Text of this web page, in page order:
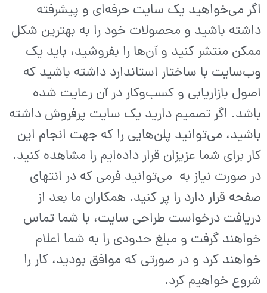
اگر می‌خواهید یک سایت حرفه‌ای و پیشرفته
داشته باشید و محصولات خود را به بهترین شکل
ممکن منتشر کنید و آن‌ها را بفروشید، باید یک
وب‌سایت با ساختار استاندارد داشته باشید که
اصول بازاریابی و کسب‌و‌کار در آن رعایت شده
باشد. اگر تصمیم دارید یک سایت پرفروش داشته
باشید، می‌توانید پلن‌هایی را که جهت انجام این
کار برای شما عزیزان قرار داده‌ایم را مشاهده کنید.
در صورت نیاز به می‌توانید فرمی که در انتهای
صفحه قرار دارد را پر کنید. همکاران ما بعد از
دریافت درخواست طراحی سایت، با شما تماس
خواهند گرفت و مبلغ حدودی را به شما اعلام
خواهند کرد و در‌ صورتی که موافق بودید، کار را
شروع خواهیم کرد.